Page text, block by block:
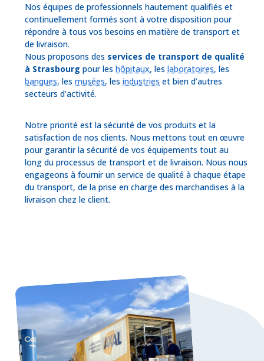
Nos équipes de professionnels hautement qualifiés et
continuellement formés sont à votre disposition pour
répondre à tous vos besoins en matière de transport et
de livraison.
Nous proposons des services de transport de qualité
à Strasbourg pour les hôpitaux, les laboratoires, les
banques, les musées, les industries et bien d’autres
secteurs d’activité.
Notre priorité est la sécurité de vos produits et la
satisfaction de nos clients. Nous mettons tout en œuvre
pour garantir la sécurité de vos équipements tout au
long du processus de transport et de livraison. Nous nous
engageons à fournir un service de qualité à chaque étape
du transport, de la prise en charge des marchandises à la
livraison chez le client.